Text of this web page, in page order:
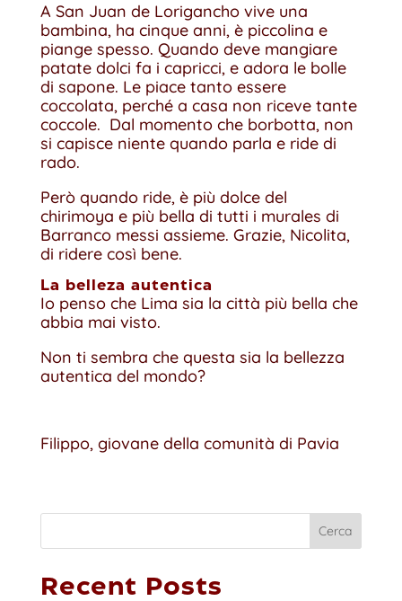
A San Juan de Lorigancho vive una
bambina, ha cinque anni, è piccolina e
piange spesso. Quando deve mangiare
patate dolci fa i capricci, e adora le bolle
di sapone. Le piace tanto essere
coccolata, perché a casa non riceve tante
coccole. Dal momento che borbotta, non
si capisce niente quando parla e ride di
rado.
Però quando ride, è più dolce del
chirimoya e più bella di tutti i murales di
Barranco messi assieme. Grazie, Nicolita,
di ridere così bene.
La belleza autentica
Io penso che Lima sia la città più bella che
abbia mai visto.
Non ti sembra che questa sia la bellezza
autentica del mondo?
Filippo, giovane della comunità di Pavia
Cerca
Recent Posts